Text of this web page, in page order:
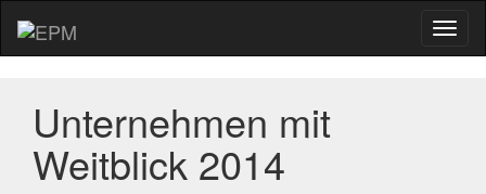
Menu
Unternehmen mit
Weitblick 2014